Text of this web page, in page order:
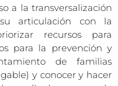
a la transversalización
articulación con la
recursos para
para la prevención y
de familias
y conocer y hacer